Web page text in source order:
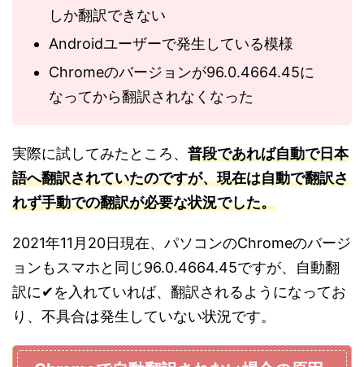
しか翻訳できない
Androidユーザーで発生している模様
Chromeのバージョンが96.0.4664.45に
なってから翻訳されなくなった
実際に試してみたところ、 普段であれば自動で日本
語へ翻訳されていたのですが、現在は自動で翻訳さ
れず手動での翻訳が必要な状況でした。
2021年11月20日現在、パソコンのChromeのバージ
ョンもスマホと同じ96.0.4664.45ですが、自動翻
訳に✔を入れていれば、翻訳されるようになってお
り、不具合は発生していない状況です。